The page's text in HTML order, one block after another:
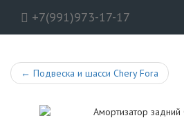
+7(991)973-17-17
← Подвеска и шасси Chery Fora